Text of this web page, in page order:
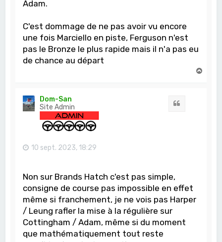
Adam.
C'est dommage de ne pas avoir vu encore
une fois Marciello en piste, Ferguson n'est
pas le Bronze le plus rapide mais il n'a pas eu
de chance au départ
Dom-San
Site Admin
10 sept. 2023, 18:29
Non sur Brands Hatch c'est pas simple,
consigne de course pas impossible en effet
même si franchement, je ne vois pas Harper
/ Leung rafler la mise à la régulière sur
Cottingham / Adam, même si du moment
que mathématiquement tout reste